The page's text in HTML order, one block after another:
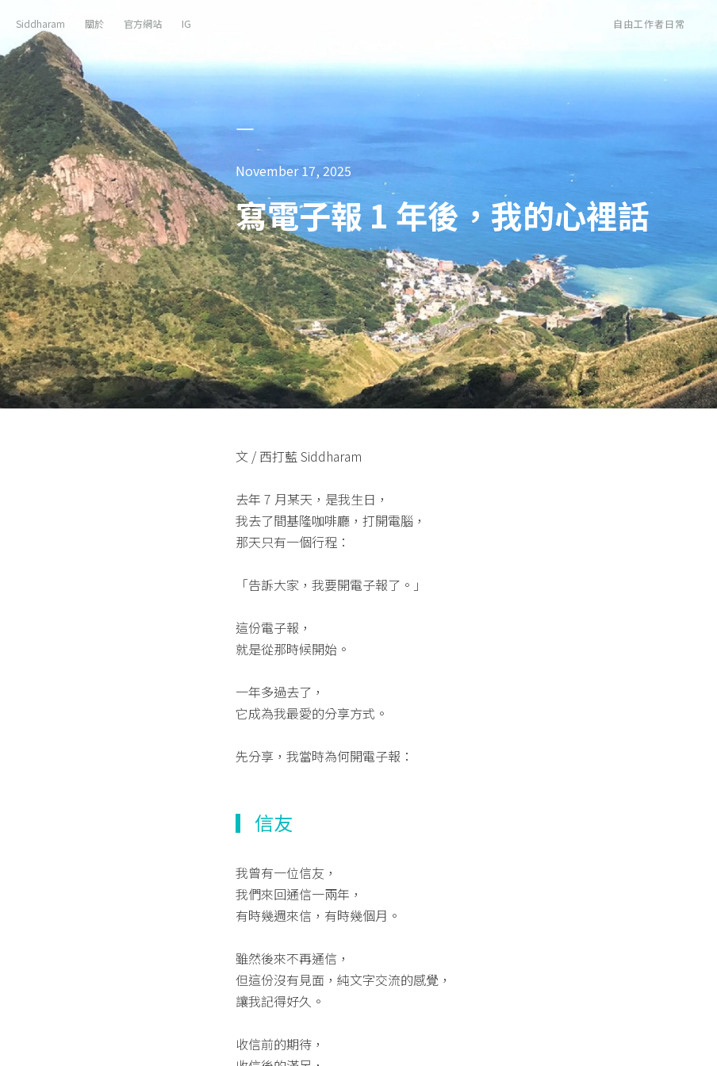
Siddharam 關於 官方網站 IG 自由工作者日常
November 17, 2025
寫電子報 1 年後，我的心裡話
文 / 西打藍 Siddharam
去年 7 月某天，是我生日，
我去了間基隆咖啡廳，打開電腦，
那天只有一個行程：
「告訴大家，我要開電子報了。」
這份電子報，
就是從那時候開始。
一年多過去了，
它成為我最愛的分享方式。
先分享，我當時為何開電子報：
▎信友
我曾有一位信友，
我們來回通信一兩年，
有時幾週來信，有時幾個月。
雖然後來不再通信，
但這份沒有見面，純文字交流的感覺，
讓我記得好久。
收信前的期待，